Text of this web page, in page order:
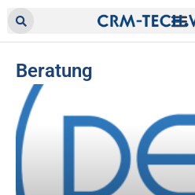
Beratung